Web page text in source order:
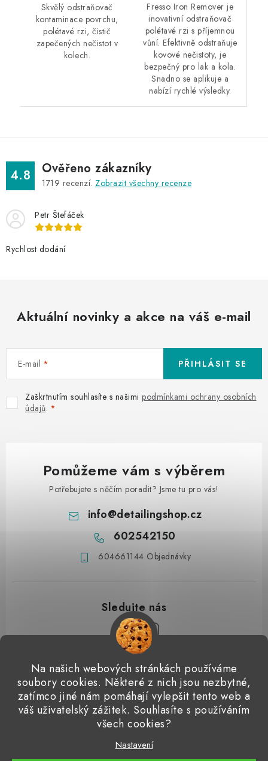
Na našich webových stránkách používáme
soubory cookies. Některé z nich jsou nezbytné,
zatímco jiné nám pomáhají vylepšit tento web a
váš uživatelský zážitek. Souhlasíte s používáním
všech cookies?
Nastavení
Skvělý odstraňovač
kontaminace povrchu,
polétavé rzi, čistič
zapečených nečistot v
kolech.
Fresso Iron Remover je
inovativní odstraňovač
polétavé rzi s příjemnou
vůní. Efektivně odstraňuje
kovové nečistoty, je
bezpečný pro lak a kola.
Snadno se aplikuje a
nabízí rychlé výsledky.
4.8 Ověřeno zákazníky
1719 recenzí. Zobrazit všechny recenze
Petr Štefáček
Rychlost dodání
Aktuální novinky a akce na váš e-mail
E-mail
Zaškrtnutím souhlasíte s našimi podmínkami ochrany osobních
údajů.
PŘIHLÁSIT SE
Pomůžeme vám s výběrem
Potřebujete s něčím poradit? Jsme tu pro vás!
info@detailingshop.cz
602542150
604661144 Objednávky
Přijímáme online platby
Detailingclub Dodo Juice Gyeon Quartz ValetPRO
Microfiber Madness